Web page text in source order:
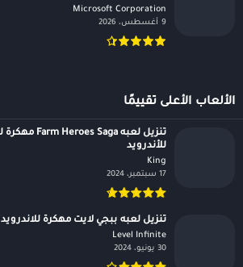
Microsoft Corporation‏
9 أغسطس، 2026
الألعاب الأعلى تقييمًا
للأندرويد
King‏
17 سبتمبر، 2024
تنزيل لعبه ببجي لايت مهكرة للاندرويد APK 2025
Level Infinite‏
30 يونيو، 2024